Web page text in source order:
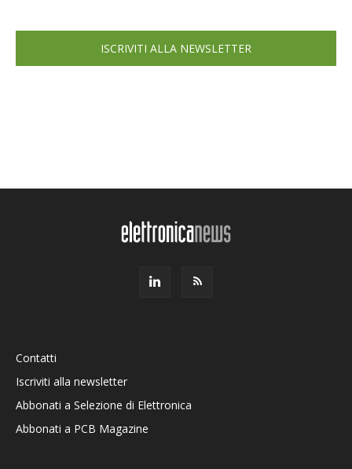
ISCRIVITI ALLA NEWSLETTER
Contatti
Iscriviti alla newsletter
Abbonati a Selezione di Elettronica
Abbonati a PCB Magazine